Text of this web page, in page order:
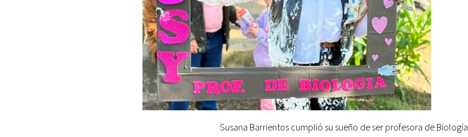
Susana Barrientos cumplió su sueño de ser profesora de Biología